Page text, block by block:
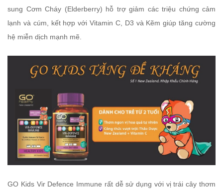
sung Cơm Cháy (Elderberry) hỗ trợ giảm các triệu chứng cảm
lạnh và cúm, kết hợp với Vitamin C, D3 và Kẽm giúp tăng cường
hệ miễn dịch mạnh mẽ.
GO Kids Vir Defence Immune rất dễ sử dụng với vị trái cây thơm